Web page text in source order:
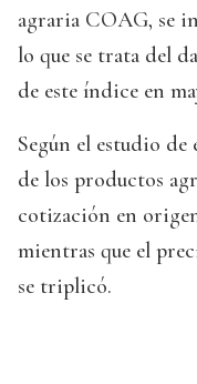
agraria COAG, se
lo que se trata del
de este índice en
Según el estudio de
de los productos
cotización en
mientras que el
se triplicó.